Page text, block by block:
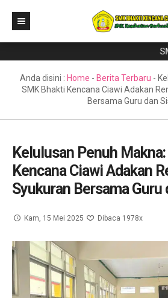
Direktori
Berita
Literasi
Galeri
GTK & Siswa
PPDB
Anda disini : Home - Berita Terbaru -
SMK Bhakti Kencana Ciawi Adakan
Bersama Guru dan
Kelulusan Penuh
Kencana Ciawi Adakan
Syukuran Bersama Guru
Kam, 15 Mei 2025 Dibaca 1978x